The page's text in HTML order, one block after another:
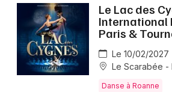
Le Lac des
International
Paris &
Le 10/02/2027
Le Scarabée -
Danse à Roanne